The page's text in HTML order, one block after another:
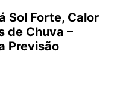
Sol Forte, Calor
de Chuva –
Previsão